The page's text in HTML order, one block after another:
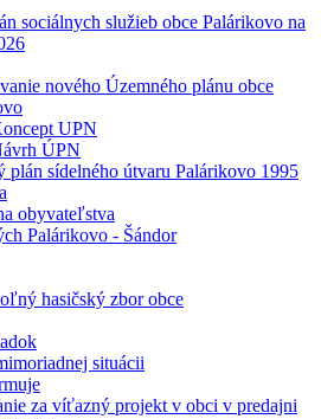
sociálnych služieb obce Palárikovo na
nového Územného plánu obce
UPN
ÚPN
plán sídelného útvaru Palárikovo 1995
obyvateľstva
Palárikovo - Šándor
hasičský zbor obce
situácii
za víťazný projekt v obci v predajni